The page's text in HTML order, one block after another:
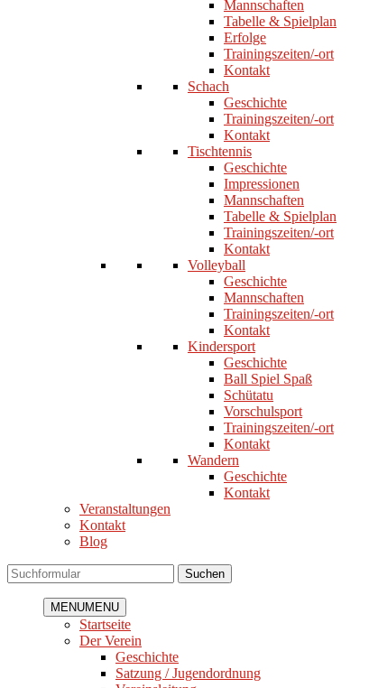
Mannschaften
Tabelle & Spielplan
Erfolge
Trainingszeiten/-ort
Kontakt
Schach
Geschichte
Trainingszeiten/-ort
Kontakt
Tischtennis
Geschichte
Impressionen
Mannschaften
Tabelle & Spielplan
Trainingszeiten/-ort
Kontakt
Volleyball
Geschichte
Mannschaften
Trainingszeiten/-ort
Kontakt
Kindersport
Geschichte
Ball Spiel Spaß
Schütatu
Vorschulsport
Trainingszeiten/-ort
Kontakt
Wandern
Geschichte
Kontakt
Veranstaltungen
Kontakt
Blog
Suchen
MENUMENU
Startseite
Der Verein
Geschichte
Satzung / Jugendordnung